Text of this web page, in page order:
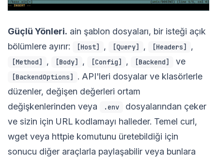
Güçlü Yönleri. ain şablon dosyaları, bir isteği açık
bölümlere ayırır:
[Host] , [Query] , [Headers] ,
[Method] , [Body] , [Config] , [Backend] ve
[BackendOptions]
. API'leri dosyalar ve klasörlerle
düzenler, değişen değerleri ortam
değişkenlerinden veya
.env
dosyalarından çeker
ve sizin için URL kodlamayı halleder. Temel curl,
wget veya httpie komutunu üretebildiği için
sonucu diğer araçlarla paylaşabilir veya bunlara